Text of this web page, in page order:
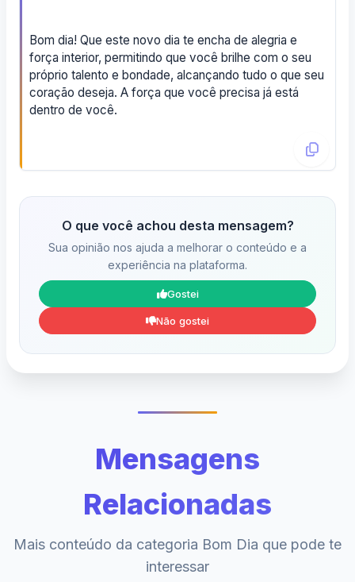
Bom dia! Que este novo dia te encha de alegria e
força interior, permitindo que você brilhe com o seu
próprio talento e bondade, alcançando tudo o que seu
coração deseja. A força que você precisa já está
dentro de você.
O que você achou desta mensagem?
Sua opinião nos ajuda a melhorar o conteúdo e a
experiência na plataforma.
Gostei
Não gostei
Mensagens
Relacionadas
Mais conteúdo da categoria Bom Dia que pode te
interessar